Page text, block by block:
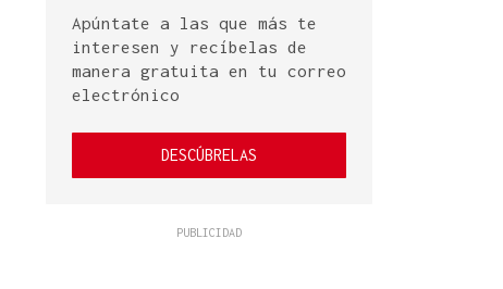
Apúntate a las que más te
interesen y recíbelas de
manera gratuita en tu correo
electrónico
DESCÚBRELAS